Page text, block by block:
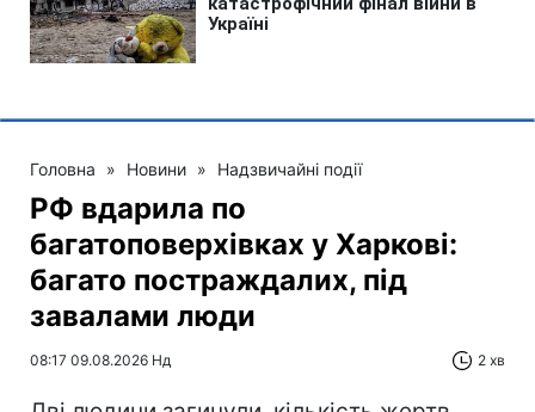
Головна » Новини » Надзвичайні події
РФ вдарила по
багатоповерхівках у Харкові:
багато постраждалих, під
завалами люди
08:17 09.08.2026 Нд 2 хв